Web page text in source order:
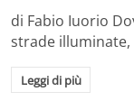
di Fabio Iuorio
strade
Leggi di più